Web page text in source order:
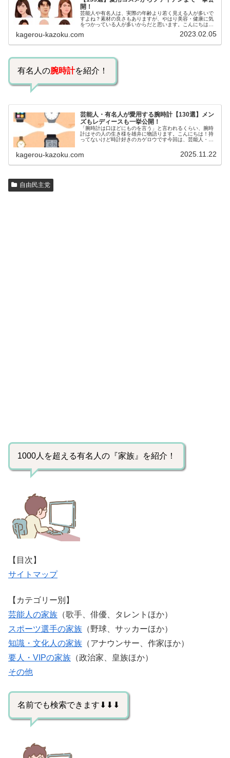
開！
芸能人や有名人は、実際の年齢より若く見える人が多いで
すよね？素材の良さもありますが、やはり美容・健康に気
をつかっている人が多いからだと思います。こんにちは！
いるのでしょうか？今回は、芸能人…
kagerou-kazoku.com 2023.02.05
有名人の腕時計を紹介！
芸能人・有名人が愛用する腕時計【130選】メン
ズもレディースも一挙公開！
「腕時計は口ほどにものを言う」と言われるくらい、腕時
計はその人の生き様を雄弁に物語ります。こんにちは！持
ってないけど時計好きのカゲロウです今回は、芸能人・有
kagerou-kazoku.com 2025.11.22
自由民主党
1000人を超える有名人の『家族』を紹介！
【目次】
サイトマップ
【カテゴリー別】
芸能人の家族 （歌手、俳優、タレントほか）
スポーツ選手の家族 （野球、サッカーほか）
知識・文化人の家族 （アナウンサー、作家ほか）
要人・VIPの家族 （政治家、皇族ほか）
その他
名前でも検索できます⬇⬇⬇